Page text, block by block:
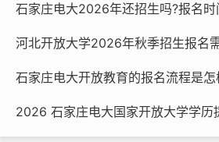
石家庄电大2026年还招生吗?报名时
河北开放大学2026年秋季招生报名
石家庄电大开放教育的报名流程是怎